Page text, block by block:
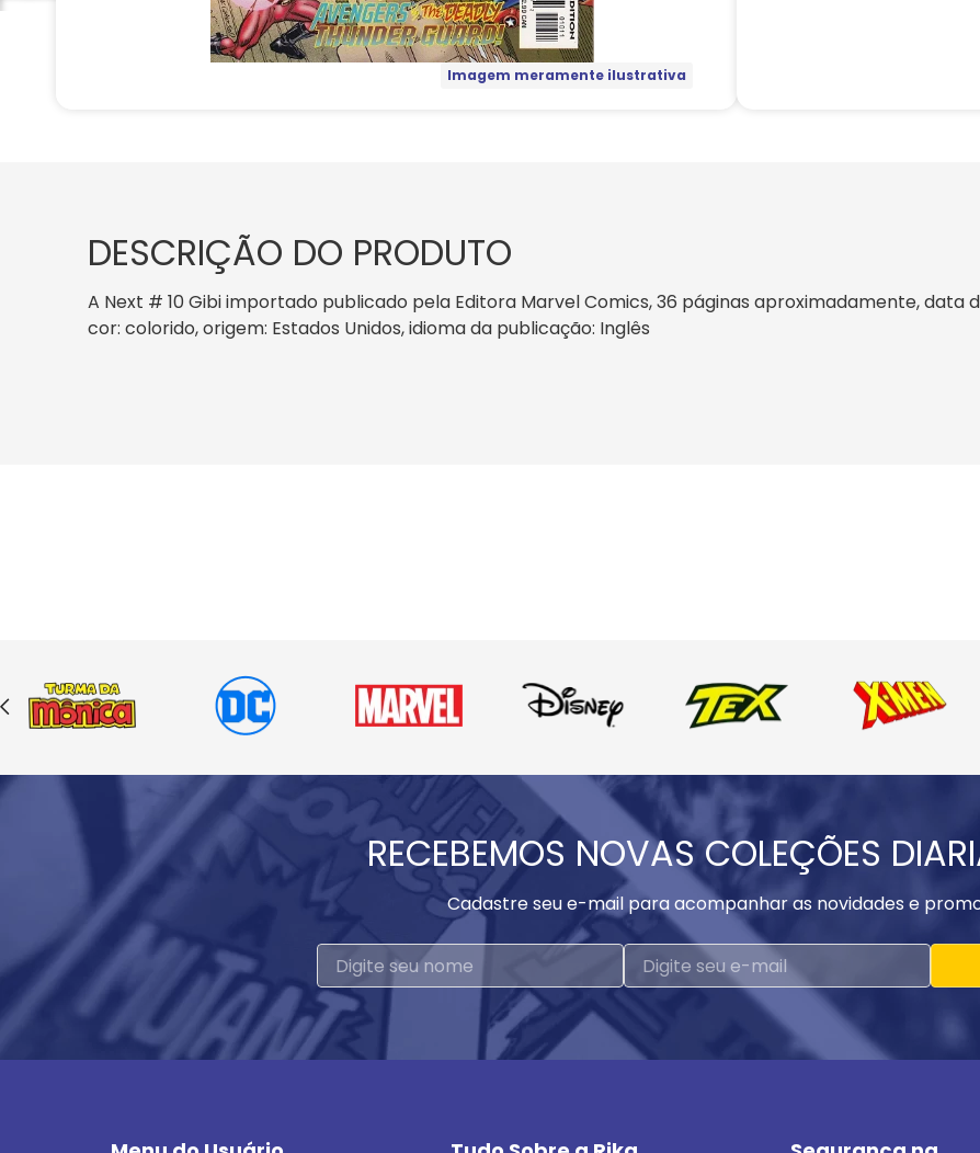
Imagem meramente ilustrativa
DESCRIÇÃO DO PRODUTO
A Next # 10 Gibi importado publicado pela Editora Marvel Comics, 36 páginas aproximadamente, data
cor: colorido, origem: Estados Unidos, idioma da publicação: Inglês
RECEBEMOS NOVAS COLEÇÕES
Cadastre seu e-mail para acompanhar as novidades e